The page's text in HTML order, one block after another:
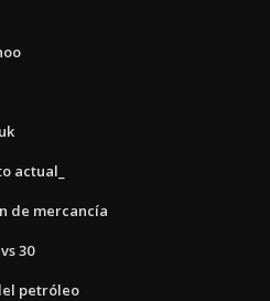
actual_
de mercancía
30
petróleo